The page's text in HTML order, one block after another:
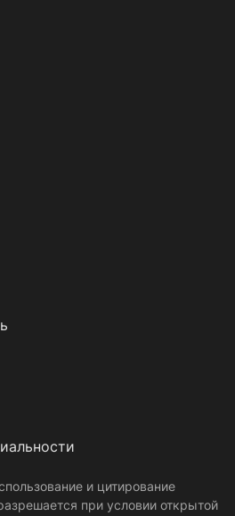
и цитирование
при условии открытой